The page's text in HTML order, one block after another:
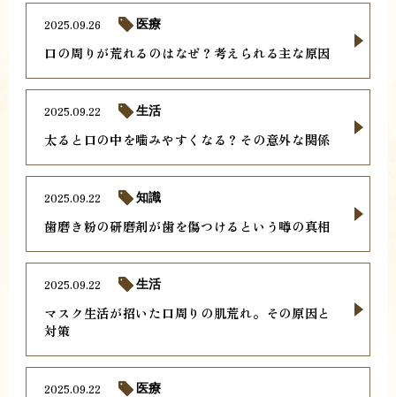
口の周りが荒れるのはなぜ？考えられる主な原因
2025.09.26 医療
太ると口の中を噛みやすくなる？その意外な関係
2025.09.22 生活
歯磨き粉の研磨剤が歯を傷つけるという噂の真相
2025.09.22 知識
マスク生活が招いた口周りの肌荒れ。その原因と
対策
2025.09.22 生活
2025.09.22 医療